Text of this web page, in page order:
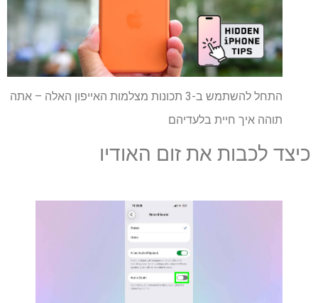
התחל להשתמש ב-3 תכונות מצלמות האייפון האלה – אתה
תוהה איך חיית בלעדיהם
כיצד לכבות את זום האודיו